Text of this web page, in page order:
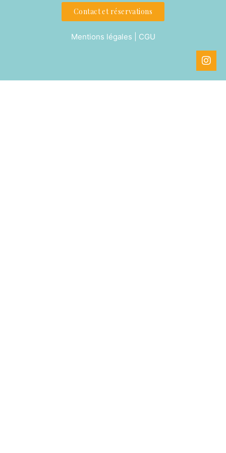
Contact et réservations
Mentions légales | CGU